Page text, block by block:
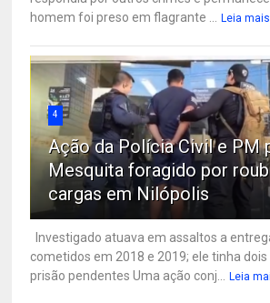
homem foi preso em flagrante ... Leia mais
4
Ação da Polícia Civil e PM
Mesquita foragido por
cargas em Nilópolis
Investigado atuava em assaltos a
cometidos em 2018 e 2019; ele tinha
prisão pendentes Uma ação conj... Leia